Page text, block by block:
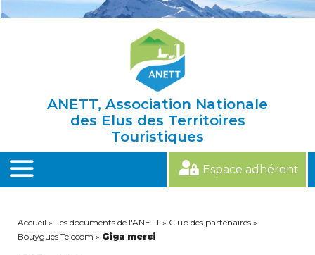
ANETT, Association Nationale
des Elus des Territoires
Touristiques
MENU
Espace adhérent
Accueil » Les documents de l'ANETT » Club des partenaires »
Bouygues Telecom » Giga merci